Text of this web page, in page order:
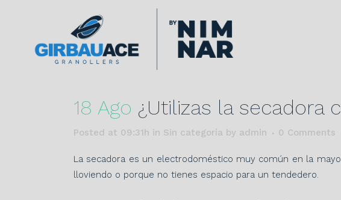
18 Ago ¿Utilizas la secadora
Posted at 09:31h in Sin categoría by admin 0 Comments
La secadora es un electrodoméstico muy común en la
lloviendo o porque no tienes espacio para un tendedero.